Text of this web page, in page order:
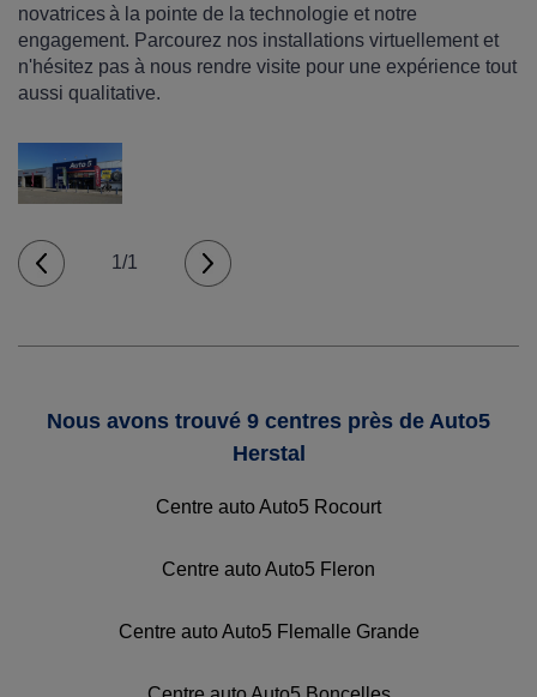
novatrices à la pointe de la technologie et notre
engagement. Parcourez nos installations virtuellement et
n'hésitez pas à nous rendre visite pour une expérience tout
aussi qualitative.
1/1
Nous avons trouvé 9 centres près de Auto5
Herstal
Centre auto Auto5 Rocourt
Centre auto Auto5 Fleron
Centre auto Auto5 Flemalle Grande